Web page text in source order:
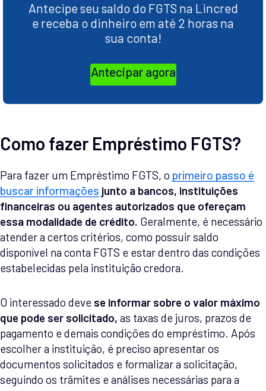
Antecipe seu saldo do FGTS na Lincred
e receba o dinheiro em até 2 horas na
sua conta!
Antecipar agora
Como fazer Empréstimo FGTS?
Para fazer um Empréstimo FGTS, o primeiro passo é
buscar informações junto a bancos, instituições
financeiras ou agentes autorizados que ofereçam
essa modalidade de crédito. Geralmente, é necessário
atender a certos critérios, como possuir saldo
disponível na conta FGTS e estar dentro das condições
estabelecidas pela instituição credora.
O interessado deve se informar sobre o valor máximo
que pode ser solicitado, as taxas de juros, prazos de
pagamento e demais condições do empréstimo. Após
escolher a instituição, é preciso apresentar os
documentos solicitados e formalizar a solicitação,
seguindo os trâmites e análises necessárias para a